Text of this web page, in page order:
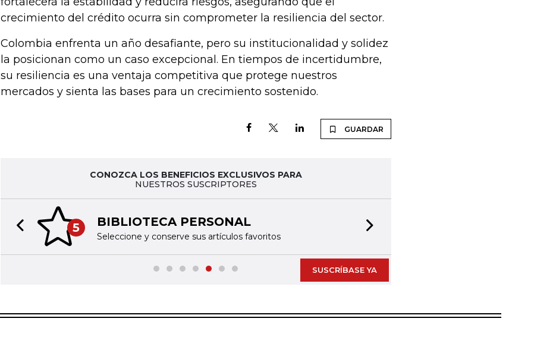
crecimiento del crédito ocurra sin comprometer la resiliencia del sector.
Colombia enfrenta un año desafiante, pero su institucionalidad y solidez
la posicionan como un caso excepcional. En tiempos de incertidumbre,
su resiliencia es una ventaja competitiva que protege nuestros
mercados y sienta las bases para un crecimiento sostenido.
GUARDAR
CONOZCA LOS BENEFICIOS EXCLUSIVOS PARA
NUESTROS SUSCRIPTORES
5 BIBLIOTECA PERSONAL
Seleccione y conserve sus artículos favoritos
Previous slide
SUSCRÍBASE YA